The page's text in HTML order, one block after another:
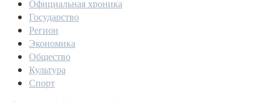
Официальная хроника
Государство
Регион
Экономика
Общество
Культура
Спорт